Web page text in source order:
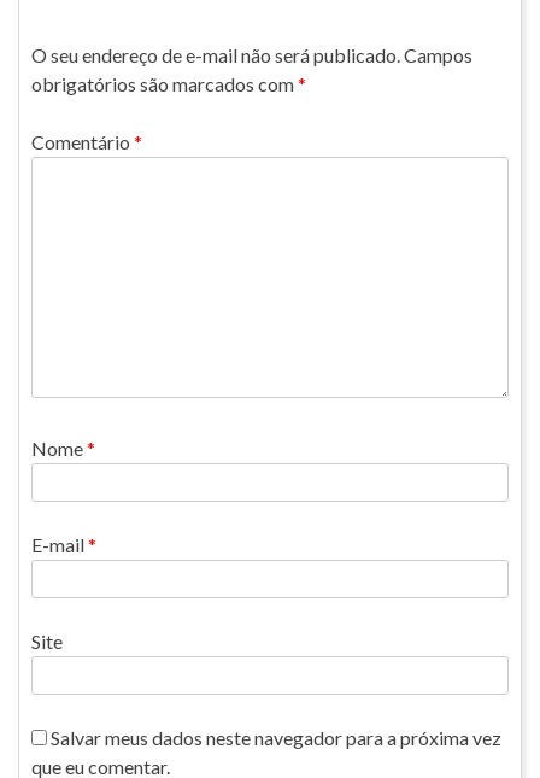
O seu endereço de e-mail não será publicado.Campos
obrigatórios são marcados com*
Comentário *
Nome*
E-mail*
Site
Salvar meus dados neste navegador para a próxima vez
que eu comentar.